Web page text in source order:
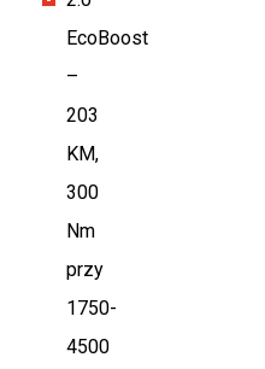
EcoBoost
–
203
KM,
300
Nm
przy
1750-
4500